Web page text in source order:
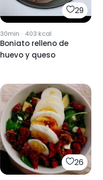
29
30min · 403 kcal
Boniato relleno de
huevo y queso
26